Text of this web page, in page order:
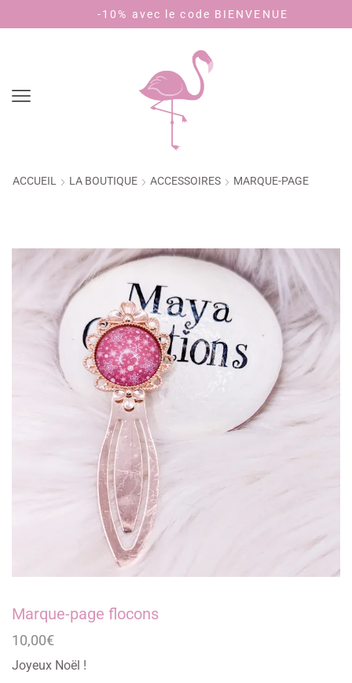
-10% avec le code BIENVENUE
ACCUEIL LA BOUTIQUE ACCESSOIRES MARQUE-PAGE
Marque-page flocons
10,00€
Joyeux Noël !